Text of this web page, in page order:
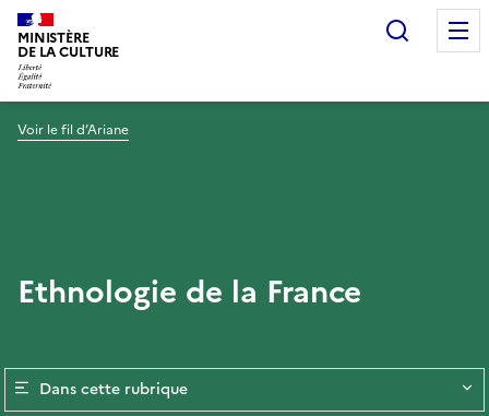
MINISTÈRE
DE LA CULTURE
Voir le fil d’Ariane
Ethnologie de la France
Dans cette rubrique